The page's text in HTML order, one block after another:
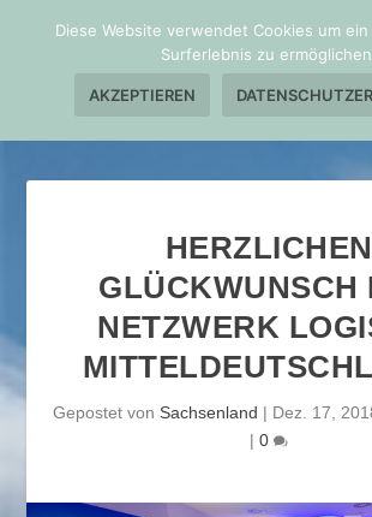
HERZLICHEN
GLÜCKWUNSCH
NETZWERK
Gepostet von Sachsenland | Dez. 17,
| 0
Diese Website verwendet Cookies um
Surferlebnis zu
AKZEPTIEREN